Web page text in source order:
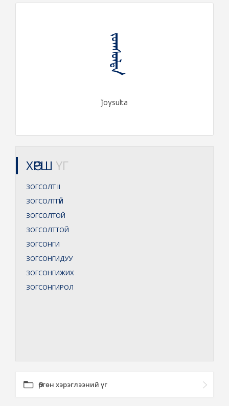
ᠵᠣᠭᠰᠤᠯᠲᠠ
ǰoγsulta
ХӨРШ ҮГ
ЗОГСОЛТII
ЗОГСОЛТГҮЙ
ЗОГСОЛТОЙ
ЗОГСОЛТТОЙ
ЗОГСОНГИ
ЗОГСОНГИДУУ
ЗОГСОНГИЖИХ
ЗОГСОНГИРОЛ
Өргөн хэрэглээний үг